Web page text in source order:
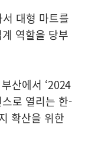
대형 마트를
역할을 당부
산에서 ‘2024
로 열리는 한-
확산을 위한